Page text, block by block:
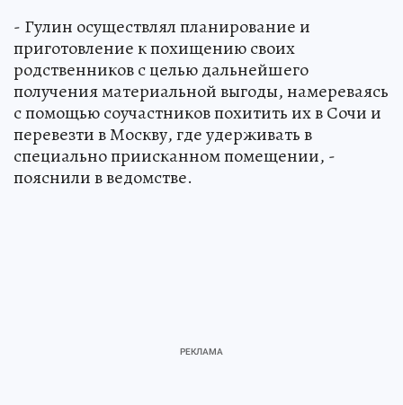
- Гулин осуществлял планирование и
приготовление к похищению своих
родственников с целью дальнейшего
получения материальной выгоды, намереваясь
с помощью соучастников похитить их в Сочи и
перевезти в Москву, где удерживать в
специально приисканном помещении, -
пояснили в ведомстве.